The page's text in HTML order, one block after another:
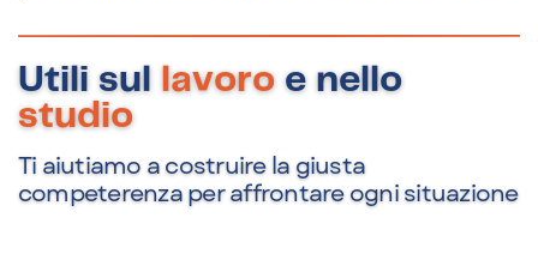
Utili sul lavoroe nello
studio
Ti aiutiamo a costruire la giusta
competerenza per affrontare ogni situazione